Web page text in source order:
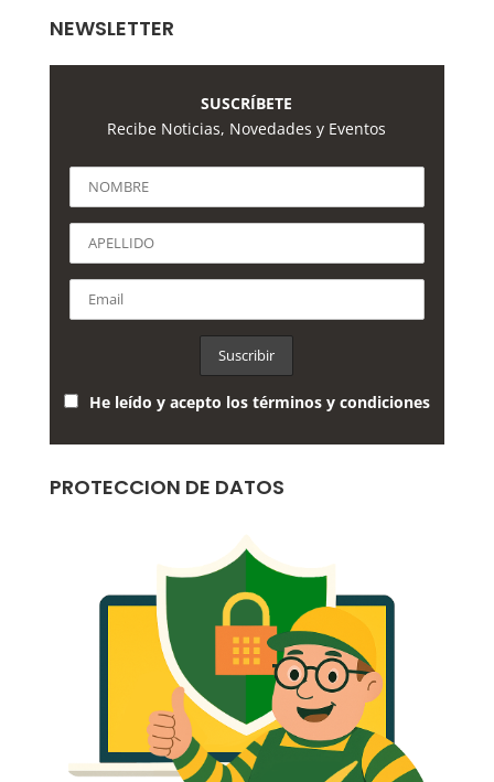
NEWSLETTER
SUSCRÍBETE
Recibe Noticias, Novedades y Eventos
He leído y acepto los términos y condiciones
PROTECCION DE DATOS